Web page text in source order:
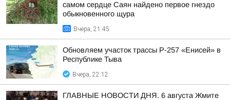
самом сердце Саян найдено первое гнездо
обыкновенного щура
Вчера, 21:45
Обновляем участок трассы Р-257 «Енисей» в
Республике Тыва
Вчера, 22:12
ГЛАВНЫЕ НОВОСТИ ДНЯ. 6 августа Жмите